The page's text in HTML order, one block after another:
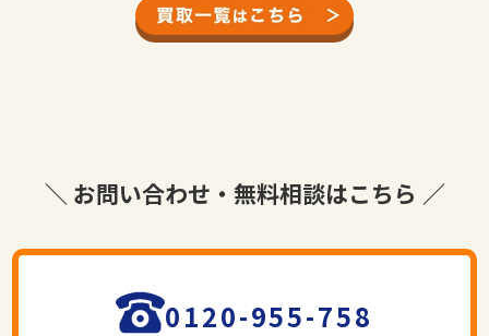
＼ お問い合わせ・無料相談はこちら ／
0120-955-758